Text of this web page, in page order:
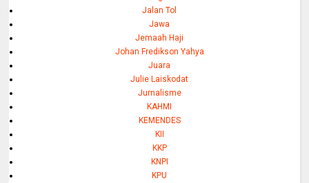
Jalan Tol
Jawa
Jemaah Haji
Johan Fredikson Yahya
Juara
Julie Laiskodat
Jurnalisme
KAHMI
KEMENDES
KII
KKP
KNPI
KPU